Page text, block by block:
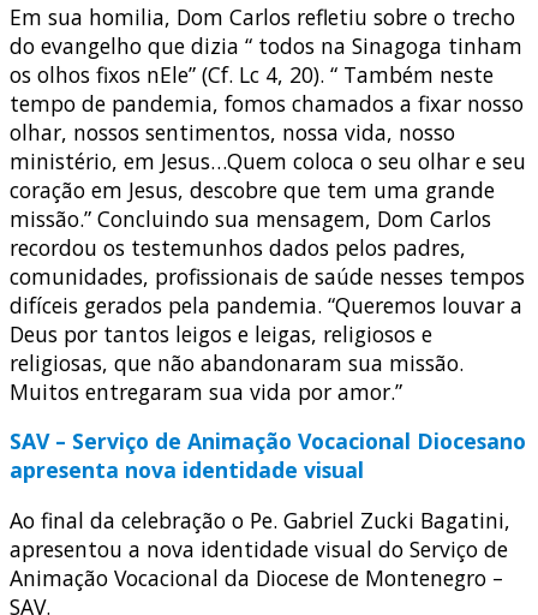
Em sua homilia, Dom Carlos refletiu sobre o trecho
do evangelho que dizia “ todos na Sinagoga tinham
os olhos fixos nEle” (Cf. Lc 4, 20). “ Também neste
tempo de pandemia, fomos chamados a fixar nosso
olhar, nossos sentimentos, nossa vida, nosso
ministério, em Jesus…Quem coloca o seu olhar e seu
coração em Jesus, descobre que tem uma grande
missão.” Concluindo sua mensagem, Dom Carlos
recordou os testemunhos dados pelos padres,
comunidades, profissionais de saúde nesses tempos
difíceis gerados pela pandemia. “Queremos louvar a
Deus por tantos leigos e leigas, religiosos e
religiosas, que não abandonaram sua missão.
Muitos entregaram sua vida por amor.”
SAV – Serviço de Animação Vocacional Diocesano
apresenta nova identidade visual
Ao final da celebração o Pe. Gabriel Zucki Bagatini,
apresentou a nova identidade visual do Serviço de
Animação Vocacional da Diocese de Montenegro –
SAV.